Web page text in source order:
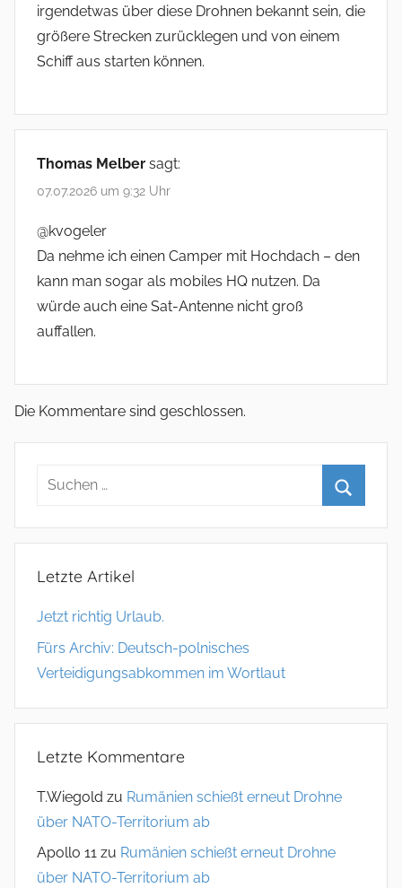
irgendetwas über diese Drohnen bekannt sein, die
größere Strecken zurücklegen und von einem
Schiff aus starten können.
Thomas Melber sagt:
07.07.2026 um 9:32 Uhr
@kvogeler
Da nehme ich einen Camper mit Hochdach – den
kann man sogar als mobiles HQ nutzen. Da
würde auch eine Sat-Antenne nicht groß
auffallen.
Die Kommentare sind geschlossen.
Letzte Artikel
Jetzt richtig Urlaub.
Fürs Archiv: Deutsch-polnisches
Verteidigungsabkommen im Wortlaut
Letzte Kommentare
T.Wiegold zu Rumänien schießt erneut Drohne
über NATO-Territorium ab
Apollo 11 zu Rumänien schießt erneut Drohne
über NATO-Territorium ab